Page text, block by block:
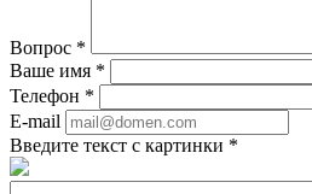
Вопрос *
Ваше имя *
Телефон *
E-mail
Введите текст с картинки *